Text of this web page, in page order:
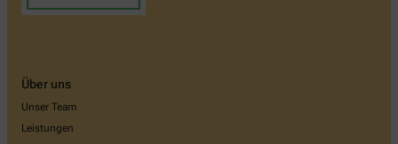
Über uns
Unser Team
Leistungen